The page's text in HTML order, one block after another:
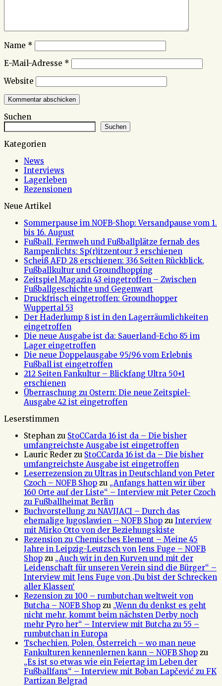
Name *
E-Mail-Adresse *
Website
Suchen
Suchen
Kategorien
News
Interviews
Lagerleben
Rezensionen
Neue Artikel
Sommerpause im NOFB-Shop: Versandpause vom 1.
bis 16. August
Fußball, Fernweh und Fußballplätze fernab des
Rampenlichts: Sp(r)itzentour 3 erschienen
Scheiß AFD 28 erschienen: 336 Seiten Rückblick,
Fußballkultur und Groundhopping
Zeitspiel Magazin 43 eingetroffen – Zwischen
Fußballgeschichte und Gegenwart
Druckfrisch eingetroffen: Groundhopper
Wuppertal 53
Der Haderlump 8 ist in den Lagerräumlichkeiten
eingetroffen
Die neue Ausgabe ist da: Sauerland-Echo 85 im
Lager eingetroffen
Die neue Doppelausgabe 95/96 vom Erlebnis
Fußball ist eingetroffen
212 Seiten Fankultur – Blickfang Ultra 50+1
erschienen
Überraschung zu Ostern: Die neue Zeitspiel-
Ausgabe 42 ist eingetroffen
Leserstimmen
Stephan zu StoCCarda 16 ist da – Die bisher
umfangreichste Ausgabe ist eingetroffen
Lauric Reder zu StoCCarda 16 ist da – Die bisher
umfangreichste Ausgabe ist eingetroffen
Leserrezension zu Ultras in Deutschland von Peter
Czoch – NOFB Shop zu „Anfangs hatten wir über
160 Orte auf der Liste“ – Interview mit Peter Czoch
zu Fußballheimat Berlin
Buchvorstellung zu NAVIJACI – Durch das
ehemalige Jugoslawien – NOFB Shop zu Interview
mit Mirko Otto von der Beziehungskiste
Rezension zu Chemisches Element – Meine 45
Jahre in Leipzig-Leutzsch von Jens Fuge – NOFB
Shop zu „Auch wir in den Kurven und mit der
Leidenschaft für unseren Verein sind die Bürger“ –
Interview mit Jens Fuge von ‚Du bist der Schrecken
aller Klassen‘
Rezension zu 100 – rumbutchan weltweit von
Butcha – NOFB Shop zu „Wenn du denkst es geht
nicht mehr, kommt beim nächsten Derby noch
mehr Pyro her“ – Interview mit Butcha zu 55 –
rumbutchan in Europa
Tschechien, Polen, Österreich – wo man neue
Fankulturen kennenlernen kann – NOFB Shop zu
„Es ist so etwas wie ein Feiertag im Leben der
Fußballfans“ – Interview mit Boban Lapčević zu FK
Partizan Belgrad